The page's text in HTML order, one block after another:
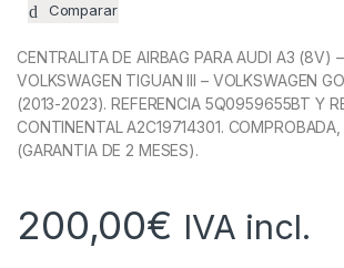
Comparar
CENTRALITA DE AIRBAG PARA AUDI A3 (8V)
VOLKSWAGEN TIGUAN III – VOLKSWAGEN
(2013-2023). REFERENCIA 5Q0959655BT Y
CONTINENTAL A2C19714301. COMPROBADA,
(GARANTIA DE 2 MESES).
200,00€ IVA incl.